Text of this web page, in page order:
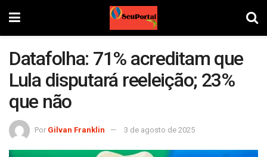
Datafolha: 71% acreditam que
Lula disputará reeleição; 23%
que não
Por Gilvan Franklin 3 de agosto de 2025